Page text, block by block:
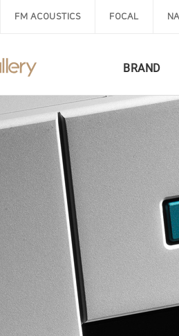
FM ACOUSTICS FOCAL
BRAND